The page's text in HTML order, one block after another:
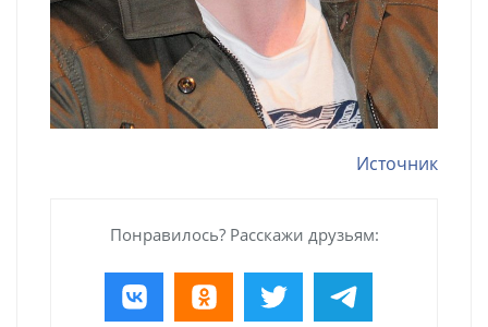
Источник
Понравилось? Расскажи друзьям: